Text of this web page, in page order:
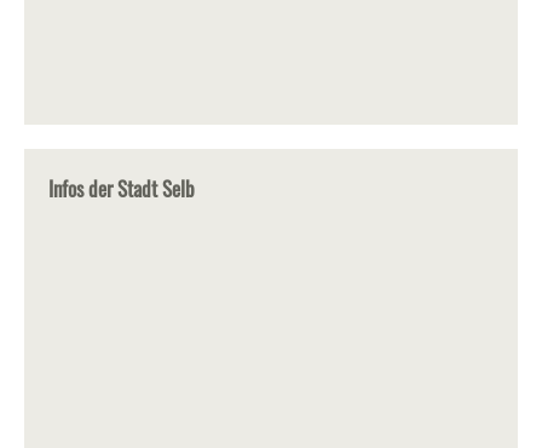
Infos der Stadt Selb